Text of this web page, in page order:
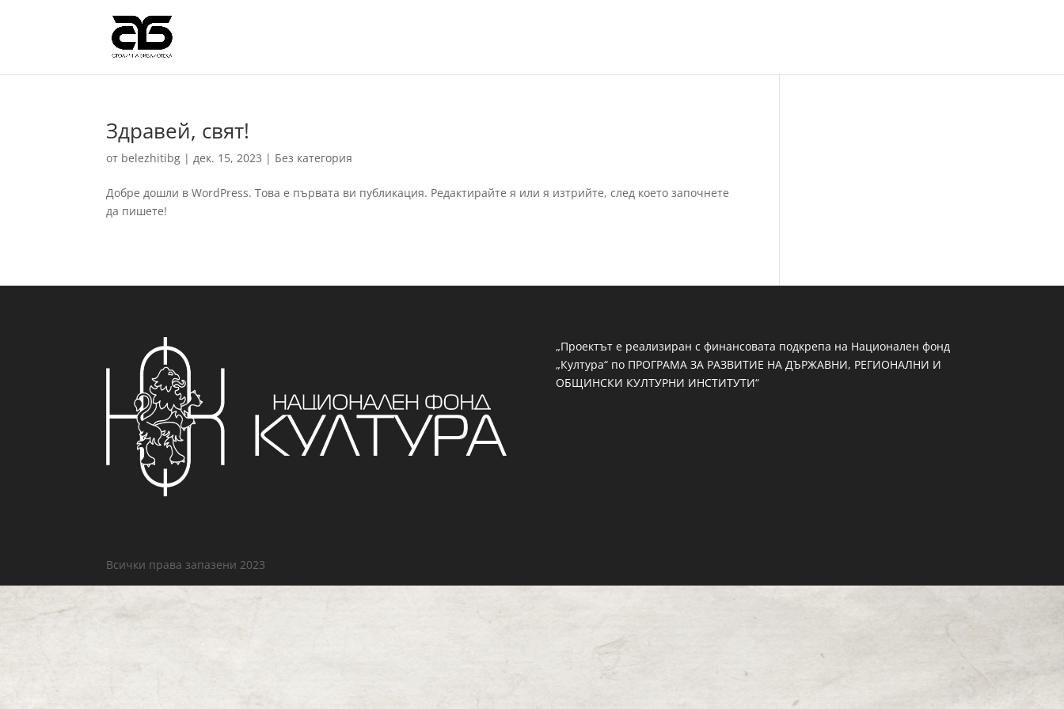
Здравей, свят!
от belezhitibg |дек. 15, 2023 | Без категория
Добре дошли в WordPress. Това е първата ви публикация. Редактирайте я или я изтрийте, след което започнете
да пишете!
„Проектът е реализиран с финансовата подкрепа на Национален фонд
„Култура“ по ПРОГРАМА ЗА РАЗВИТИЕ НА ДЪРЖАВНИ, РЕГИОНАЛНИ И
ОБЩИНСКИ КУЛТУРНИ ИНСТИТУТИ“
Всички права запазени 2023